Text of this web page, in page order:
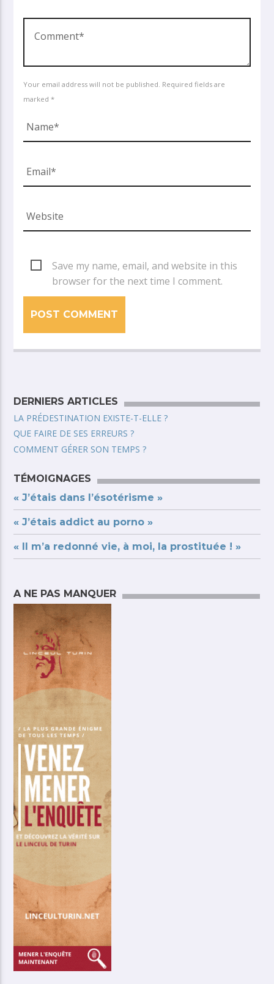
Your email address will not be published. Required fields are
marked *
Save my name, email, and website in this
browser for the next time I comment.
DERNIERS ARTICLES
LA PRÉDESTINATION EXISTE-T-ELLE ?
QUE FAIRE DE SES ERREURS ?
COMMENT GÉRER SON TEMPS ?
TÉMOIGNAGES
« J’étais dans l’ésotérisme »
« J’étais addict au porno »
« Il m’a redonné vie, à moi, la prostituée ! »
A NE PAS MANQUER